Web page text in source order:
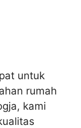
untuk
rumah
kami